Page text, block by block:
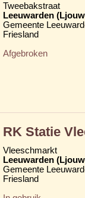
Tweebakstraat
Leeuwarden
Gemeente
Friesland
Afgebroken
RK Statie
Vleeschmarkt
Leeuwarden
Gemeente
Friesland